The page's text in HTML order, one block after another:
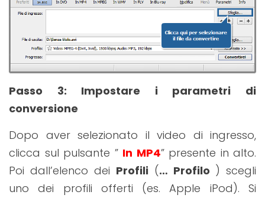
Passo 3: Impostare i parametri di
conversione
Dopo aver selezionato il video di ingresso,
clicca sul pulsante ” In MP4” presente in alto.
Poi dall’elenco dei Profili (… Profilo ) scegli
uno dei profili offerti (es. Apple iPod). Si